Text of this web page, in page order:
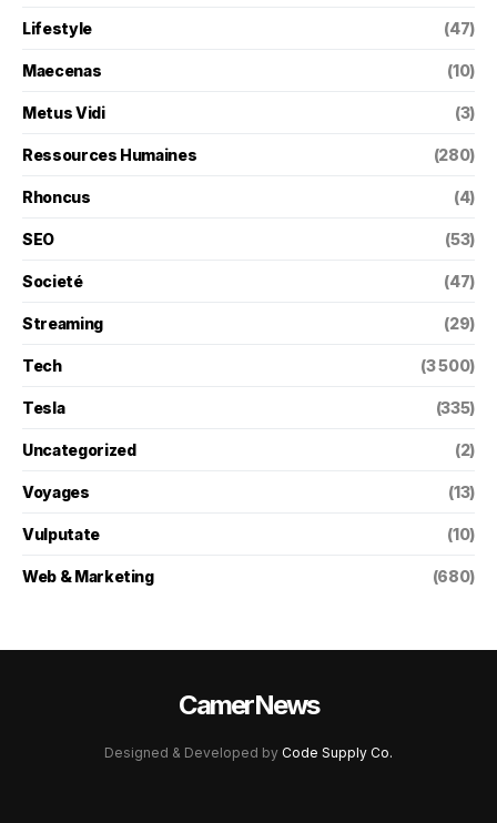
Lifestyle (47)
Maecenas (10)
Metus Vidi (3)
Ressources Humaines (280)
Rhoncus (4)
SEO (53)
Societé (47)
Streaming (29)
Tech (3 500)
Tesla (335)
Uncategorized (2)
Voyages (13)
Vulputate (10)
Web & Marketing (680)
CamerNews
Designed & Developed by Code Supply Co.